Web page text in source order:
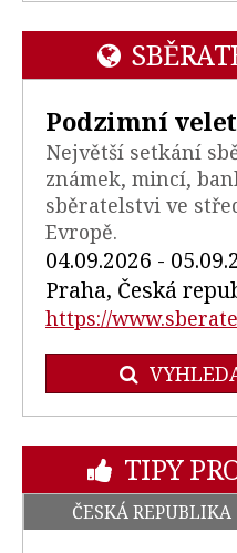
Podzimní
Největší setkání
známek, mincí,
sběratelstvi ve
Evropě.
04.09.2026 -
Praha, Česká
https://
TIPY
ČESKÁ REPUBLIKA